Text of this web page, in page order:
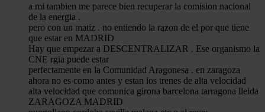
a mi tambien me parece bien recuperar la comision nacional
de la energia .
pero con un matiz . no entiendo la razon de el por que tiene
que estar en MADRID
Hay que empezar a DESCENTRALIZAR . Ese organismo la
CNE rgia puede estar
perfectamente en la Comunidad Aragonesa . en zaragoza
ahora no es como antes y estan los trenes de alta velocidad
alta velocidad que comunica girona barcelona tarragona lleida
ZARAGOZA MADRID